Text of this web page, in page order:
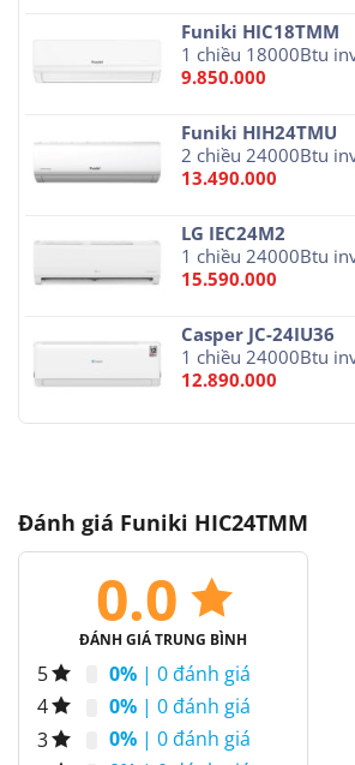
Funiki HIC18TMM
1 chiều 18000Btu
9.850.000
Funiki HIH24TMU
2 chiều 24000Btu
13.490.000
LG IEC24M2
1 chiều 24000Btu
15.590.000
Casper JC-24IU36
1 chiều 24000Btu
12.890.000
Đánh giá Funiki HIC24TMM
0.0
ĐÁNH GIÁ TRUNG BÌNH
5 0% | 0 đánh giá
4
0% | 0 đánh giá
3
0% | 0 đánh giá